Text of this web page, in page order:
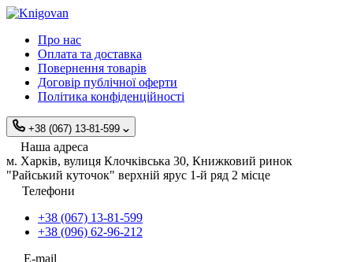
Про нас
Оплата та доставка
Повернення товарів
Договір публічної оферти
Політика конфіденційності
+38 (067) 13-81-599
Наша адреса
м. Харків, вулиця Клочківська 30, Книжковий ринок
"Райський куточок" верхній ярус 1-й ряд 2 місце
Телефони
+38 (067) 13-81-599
+38 (096) 62-96-212
E-mail